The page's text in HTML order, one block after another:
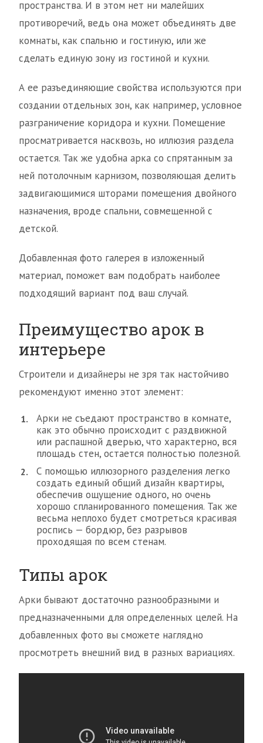
пространства. И в этом нет ни малейших
противоречий, ведь она может объединять две
комнаты, как спальню и гостиную, или же
сделать единую зону из гостиной и кухни.
А ее разъединяющие свойства используются при
создании отдельных зон, как например, условное
разграничение коридора и кухни. Помещение
просматривается насквозь, но иллюзия раздела
остается. Так же удобна арка со спрятанным за
ней потолочным карнизом, позволяющая делить
задвигающимися шторами помещения двойного
назначения, вроде спальни, совмещенной с
детской.
Добавленная фото галерея в изложенный
материал, поможет вам подобрать наиболее
подходящий вариант под ваш случай.
Преимущество арок в
интерьере
Строители и дизайнеры не зря так настойчиво
рекомендуют именно этот элемент:
Арки не съедают пространство в комнате,
как это обычно происходит с раздвижной
или распашной дверью, что характерно, вся
площадь стен, остается полностью полезной.
С помощью иллюзорного разделения легко
создать единый общий дизайн квартиры,
обеспечив ощущение одного, но очень
хорошо спланированного помещения. Так же
весьма неплохо будет смотреться красивая
роспись — бордюр, без разрывов
проходящая по всем стенам.
Типы арок
Арки бывают достаточно разнообразными и
предназначенными для определенных целей. На
добавленных фото вы сможете наглядно
просмотреть внешний вид в разных вариациях.